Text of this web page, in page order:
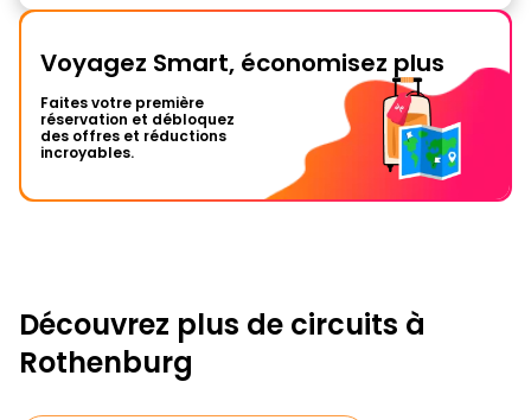
Voyagez Smart, économisez plus
Faites votre première
réservation et débloquez
des offres et réductions
incroyables.
Découvrez plus de circuits à
Rothenburg